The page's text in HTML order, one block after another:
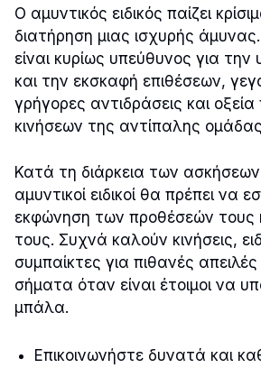
Ο αμυντικός ειδικός παίζει
διατήρηση μιας ισχυρής
είναι κυρίως υπεύθυνος για την
και την εκσκαφή επιθέσεων,
γρήγορες αντιδράσεις και
κινήσεων της αντίπαλης
Κατά τη διάρκεια των ασκήσεων
αμυντικοί ειδικοί θα πρέπει να
εκφώνηση των προθέσεών τους
τους. Συχνά καλούν κινήσεις,
συμπαίκτες για πιθανές
σήματα όταν είναι έτοιμοι να
μπάλα.
Επικοινωνήστε δυνατά και